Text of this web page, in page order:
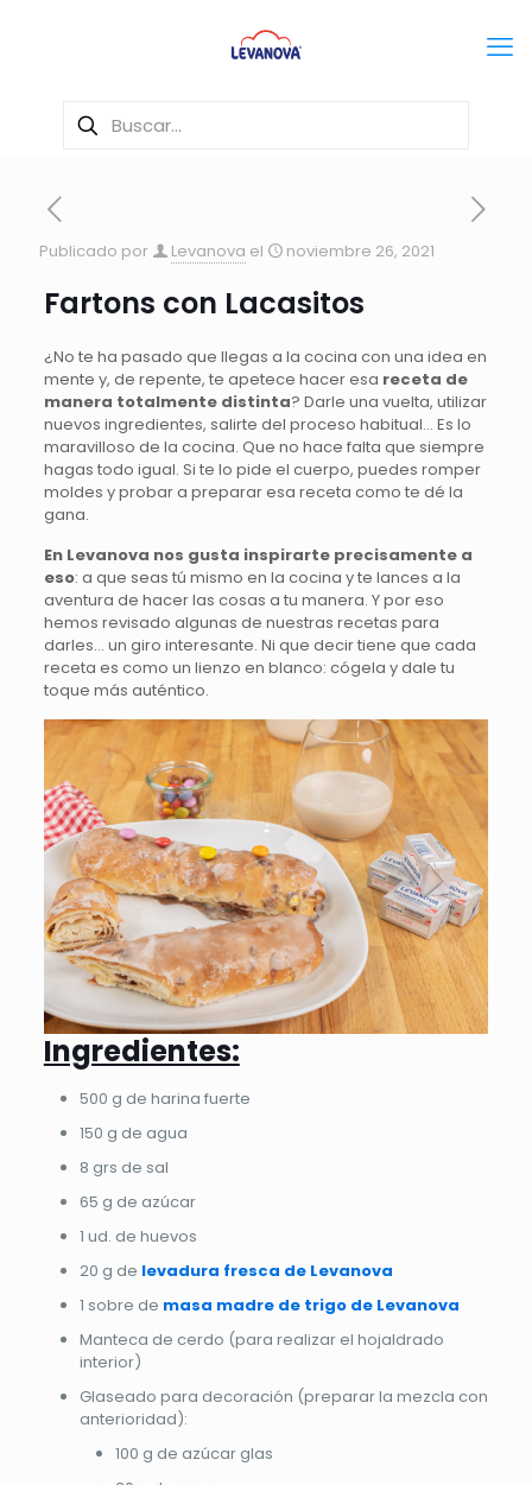
Publicado por Levanova el noviembre 26, 2021
Fartons con Lacasitos
¿No te ha pasado que llegas a la cocina con una idea en
mente y, de repente, te apetece hacer esa receta de
manera totalmente distinta? Darle una vuelta, utilizar
nuevos ingredientes, salirte del proceso habitual… Es lo
maravilloso de la cocina. Que no hace falta que siempre
hagas todo igual. Si te lo pide el cuerpo, puedes romper
moldes y probar a preparar esa receta como te dé la
gana.
En Levanova nos gusta inspirarte precisamente a
eso: a que seas tú mismo en la cocina y te lances a la
aventura de hacer las cosas a tu manera. Y por eso
hemos revisado algunas de nuestras recetas para
darles… un giro interesante. Ni que decir tiene que cada
receta es como un lienzo en blanco: cógela y dale tu
toque más auténtico.
Ingredientes:
500 g de harina fuerte
150 g de agua
8 grs de sal
65 g de azúcar
1 ud. de huevos
20 g de levadura fresca de Levanova
1 sobre de masa madre de trigo de Levanova
Manteca de cerdo (para realizar el hojaldrado
interior)
Glaseado para decoración (preparar la mezcla con
anterioridad):
100 g de azúcar glas